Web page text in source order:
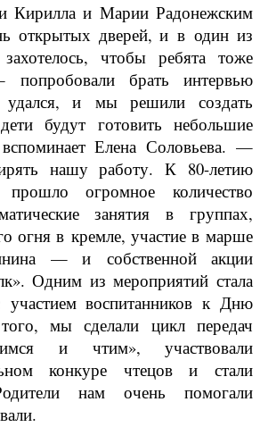
и Марии Радонежским
открытых дверей, и в один из
чтобы ребята тоже
попробовали брать интервью
и мы решили создать
будут готовить небольшие
Елена Соловьева. —
нашу работу. К 80-летию
огромное количество
занятия в группах,
огня в кремле, участие в марше
— и собственной акции
Одним из мероприятий стала
участием воспитанников к Дню
мы сделали цикл передач
и чтим», участвовали
конкуре чтецов и стали
нам очень помогали